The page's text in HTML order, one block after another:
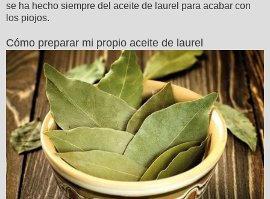
se ha hecho siempre del aceite de laurel para acabar con
los piojos.
Cómo preparar mi propio aceite de laurel